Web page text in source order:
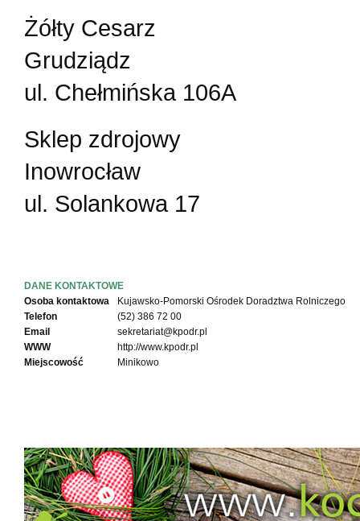
Żółty Cesarz
Grudziądz
ul. Chełmińska 106A
Sklep zdrojowy
Inowrocław
ul. Solankowa 17
DANE KONTAKTOWE
Osoba kontaktowa
Kujawsko-Pomorski Ośrodek Doradztwa Rolniczego
Telefon
(52) 386 72 00
Email
sekretariat@kpodr.pl
WWW
http://www.kpodr.pl
Miejscowość
Minikowo